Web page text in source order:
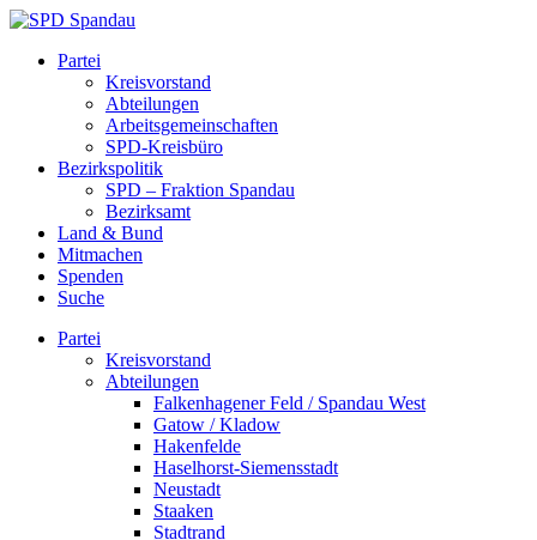
Skip
content
SpandauPartei
Kreisvorstand
Abteilungen
Arbeitsgemeinschaften
SPD-Kreisbüro
Bezirkspolitik
SPD – Fraktion Spandau
Bezirksamt
Land & Bund
Mitmachen
Spenden
Suche
Partei
Kreisvorstand
Abteilungen
Falkenhagener Feld / Spandau West
Gatow / Kladow
Hakenfelde
Haselhorst-Siemensstadt
Neustadt
Staaken
Stadtrand